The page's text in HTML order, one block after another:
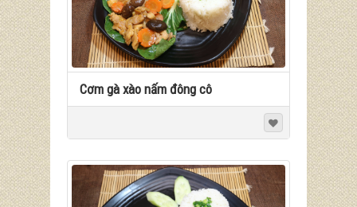
Cơm gà xào nấm đông cô